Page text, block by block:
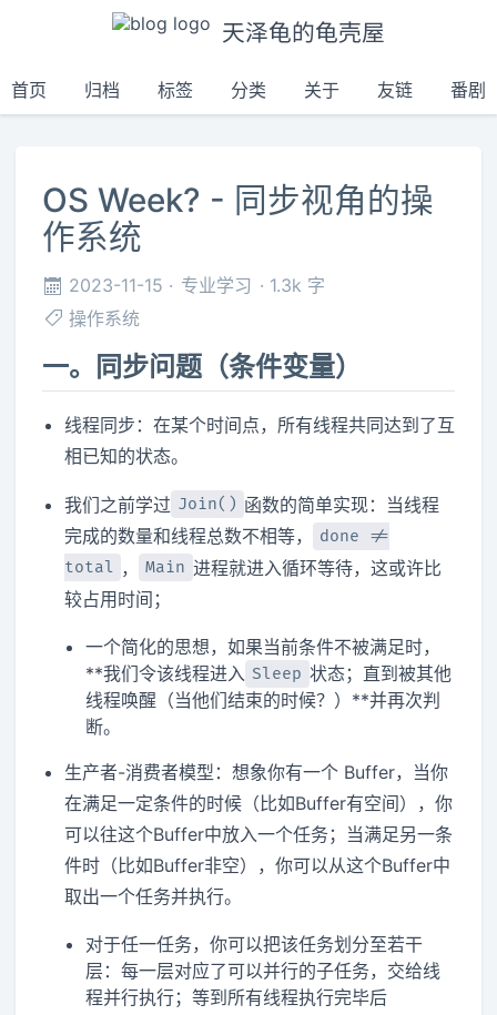
天泽龟的龟壳屋
首页 归档 标签 分类 关于 友链 番剧
OS Week? - 同步视角的操
作系统
2023-11-15 专业学习
1.3k 字
操作系统
一。同步问题（条件变量）
线程同步：在某个时间点，所有线程共同达到了互
相已知的状态。
我们之前学过 Join() 函数的简单实现：当线程
完成的数量和线程总数不相等，
done !=
total ， Main 进程就进入循环等待，这或许比
较占用时间；
一个简化的思想，如果当前条件不被满足时，
**我们令该线程进入 Sleep 状态；直到被其他
线程唤醒（当他们结束的时候？）**并再次判
断。
生产者-消费者模型：想象你有一个 Buffer，当你
在满足一定条件的时候（比如Buffer有空间），你
可以往这个Buffer中放入一个任务；当满足另一条
件时（比如Buffer非空），你可以从这个Buffer中
取出一个任务并执行。
对于任一任务，你可以把该任务划分至若干
层：每一层对应了可以并行的子任务，交给线
程并行执行；等到所有线程执行完毕后